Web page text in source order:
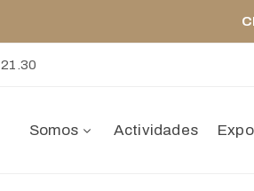
Somos Actividades